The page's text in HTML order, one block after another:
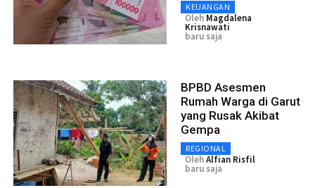
KEUANGAN
Oleh Magdalena
Krisnawati
baru saja
BPBD Asesmen
Rumah Warga di Garut
yang Rusak Akibat
Gempa
REGIONAL
OlehAlfian Risfil
baru saja